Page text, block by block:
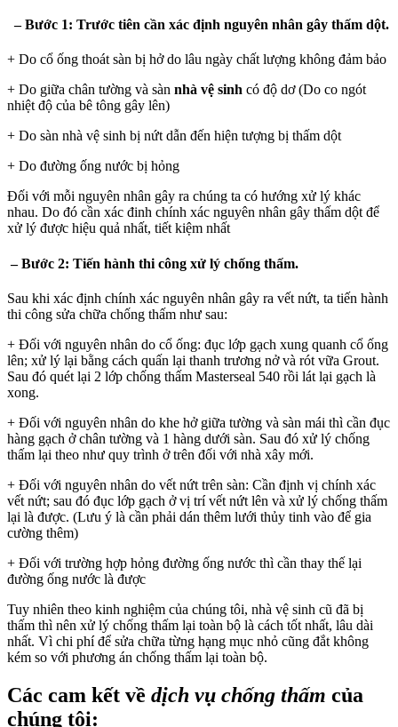
–Bước 1: Trước tiên cần xác định nguyên nhân gây thấm dột.
+ Do cổ ống thoát sàn bị hở do lâu ngày chất lượng không đảm bảo
+ Do giữa chân tường và sàn nhà vệ sinh có độ dơ (Do co ngót
nhiệt độ của bê tông gây lên)
+ Do sàn nhà vệ sinh bị nứt dẫn đến hiện tượng bị thấm dột
+ Do đường ống nước bị hỏng
Đối với mỗi nguyên nhân gây ra chúng ta có hướng xử lý khác
nhau. Do đó cần xác đinh chính xác nguyên nhân gây thấm dột để
xử lý được hiệu quả nhất, tiết kiệm nhất
–Bước 2: Tiến hành thi công xử lý chống thấm.
Sau khi xác định chính xác nguyên nhân gây ra vết nứt, ta tiến hành
thi công sửa chữa chống thấm như sau:
+ Đối với nguyên nhân do cổ ống: đục lớp gạch xung quanh cổ ống
lên; xử lý lại bằng cách quấn lại thanh trương nở và rót vữa Grout.
Sau đó quét lại 2 lớp chống thấm Masterseal 540 rồi lát lại gạch là
xong.
+ Đối với nguyên nhân do khe hở giữa tường và sàn mái thì cần đục
hàng gạch ở chân tường và 1 hàng dưới sàn. Sau đó xử lý chống
thấm lại theo như quy trình ở trên đối với nhà xây mới.
+ Đối với nguyên nhân do vết nứt trên sàn: Cần định vị chính xác
vết nứt; sau đó đục lớp gạch ở vị trí vết nứt lên và xử lý chống thấm
lại là được. (Lưu ý là cần phải dán thêm lưới thủy tinh vào để gia
cường thêm)
+ Đối với trường hợp hỏng đường ống nước thì cần thay thế lại
đường ống nước là được
Tuy nhiên theo kinh nghiệm của chúng tôi, nhà vệ sinh cũ đã bị
thấm thì nên xử lý chống thấm lại toàn bộ là cách tốt nhất, lâu dài
nhất. Vì chi phí để sửa chữa từng hạng mục nhỏ cũng đắt không
kém so với phương án chống thấm lại toàn bộ.
Các cam kết về dịch vụ chống thấm của
chúng tôi: